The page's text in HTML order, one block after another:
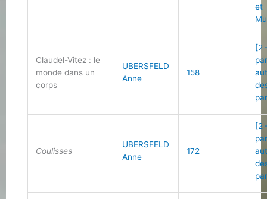
et
Claudel-Vitez : le
monde dans un
corps
UBERSFELD
Anne
158
[2
Coulisses
UBERSFELD
Anne
172
[2